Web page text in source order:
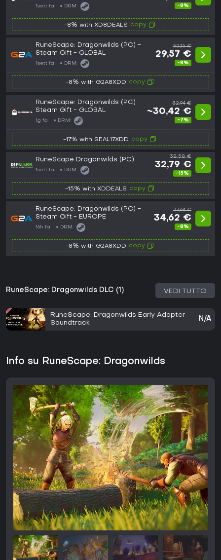
1sett fa DRM: -8%
-8% with XD8DEALS copy
RuneScape: Dragonwilds (PC) -
Steam Gift - GLOBAL
1sett fa DRM:
32,15 €
29,57 €
-8%
-8% with G2A8XDD copy
RuneScape: Dragonwilds (PC)
Steam Gift - GLOBAL
1g fa DRM:
32,94 €
~30,42 €
-7%
-17% with SEAL17XDD copy
RuneScape Dragonwilds (PC)
1sett fa DRM:
38,58 €
32,79 €
-15%
-15% with XDDEALS copy
RuneScape: Dragonwilds (PC) -
Steam Gift - EUROPE
16h fa DRM:
37,64 €
34,62 €
-8%
-8% with G2A8XDD copy
RuneScape: Dragonwilds DLC (1) VEDI TUTTO
RuneScape: Dragonwilds Early Adopter
Soundtrack
N/A
Info su RuneScape: Dragonwilds